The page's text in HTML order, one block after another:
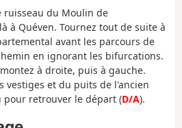
ruisseau du Moulin de
à Quéven. Tournez tout de suite à
avant les parcours de
en ignorant les bifurcations.
à droite, puis à gauche.
vestiges et du puits de l'ancien
pour retrouver le départ (D/A).